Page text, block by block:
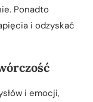
Ponadto
i odzyskać
i emocji,